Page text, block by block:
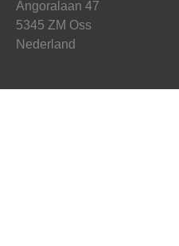
Angoralaan 47
5345 ZM Oss
Nederland